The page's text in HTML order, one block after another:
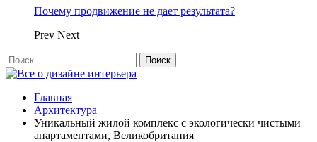
Почему продвижение не дает результата?
Prev Next
Главная
Архитектура
Уникальный жилой комплекс с экологически чистыми
апартаментами, Великобритания